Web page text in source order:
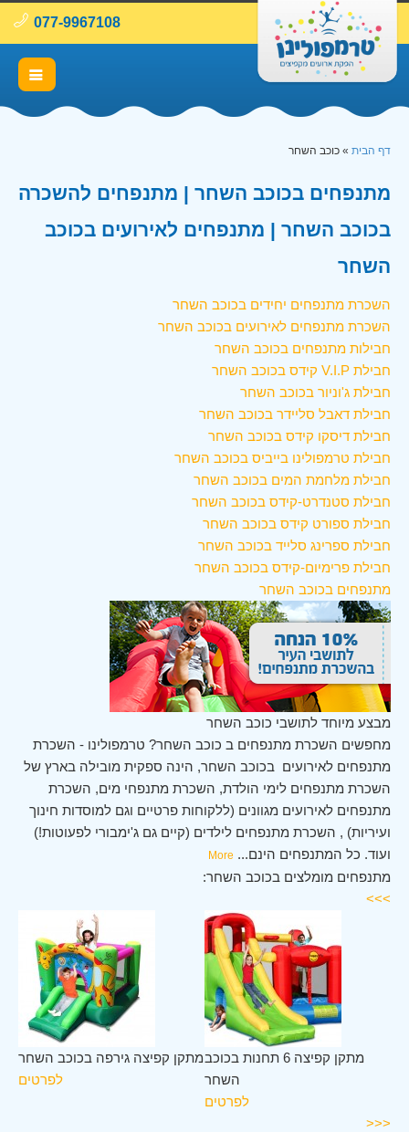
077-9967108
דף הבית » כוכב השחר
מתנפחים בכוכב השחר | מתנפחים להשכרה
בכוכב השחר | מתנפחים לאירועים בכוכב
השחר
השכרת מתנפחים יחידים בכוכב השחר
השכרת מתנפחים לאירועים בכוכב השחר
חבילות מתנפחים בכוכב השחר
חבילת V.I.P קידס בכוכב השחר
חבילת ג'וניור בכוכב השחר
חבילת דאבל סליידר בכוכב השחר
חבילת דיסקו קידס בכוכב השחר
חבילת טרמפולינו בייביס בכוכב השחר
חבילת מלחמת המים בכוכב השחר
חבילת סטנדרט-קידס בכוכב השחר
חבילת ספורט קידס בכוכב השחר
חבילת ספרינג סלייד בכוכב השחר
חבילת פרימיום-קידס בכוכב השחר
מתנפחים בכוכב השחר
מבצע מיוחד לתושבי כוכב השחר
מחפשים השכרת מתנפחים ב כוכב השחר? טרמפולינו - השכרת
מתנפחים לאירועים בכוכב השחר, הינה ספקית מובילה בארץ של
השכרת מתנפחים לימי הולדת, השכרת מתנפחי מים, השכרת
מתנפחים לאירועים מגוונים (ללקוחות פרטיים וגם למוסדות חינוך
ועיריות) , השכרת מתנפחים לילדים (קיים גם ג'ימבורי לפעוטות!)
ועוד. כל המתנפחים הינם...
More
מתנפחים מומלצים בכוכב השחר:
>>>
מתקן קפיצה גירפה בכוכב השחר
לפרטים
מתקן קפיצה 6 תחנות בכוכב
השחר
לפרטים
<<<